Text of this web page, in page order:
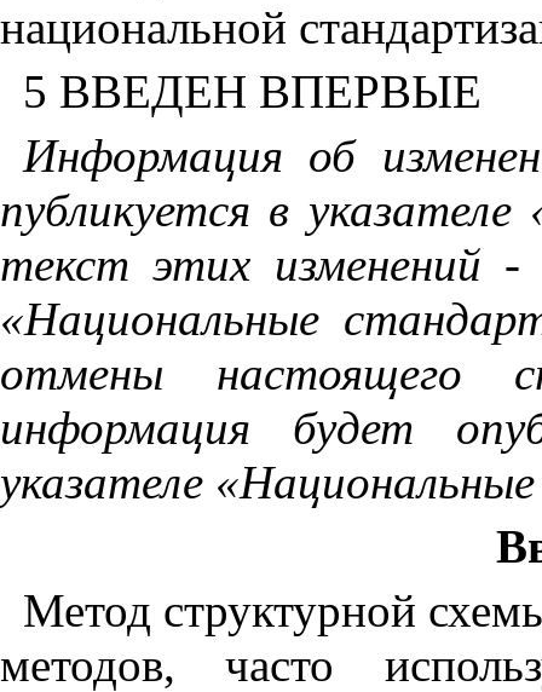
национальной
5 ВВЕДЕН ВПЕРВЫЕ
Информация об
публикуется в
текст этих изменений -
«Национальные
отмены настоящего
информация будет
указателе
Метод структурной
методов, часто